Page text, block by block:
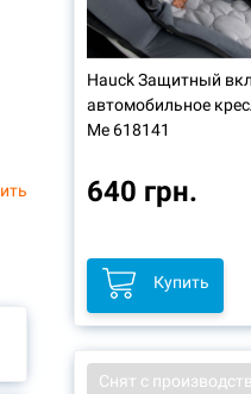
Hauck Защитный
автомобильное
Me 618141
640 грн.
Купить
Снят с